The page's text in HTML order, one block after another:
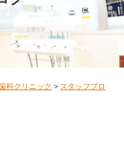
科クリニック > スタッフブロ